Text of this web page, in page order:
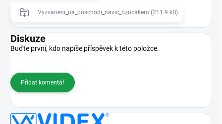
Vyzvaneni_na_poschodi_navic_bzucakem (211.9 kB)
Diskuze
Buďte první, kdo napíše příspěvek k této položce.
Přidat komentář